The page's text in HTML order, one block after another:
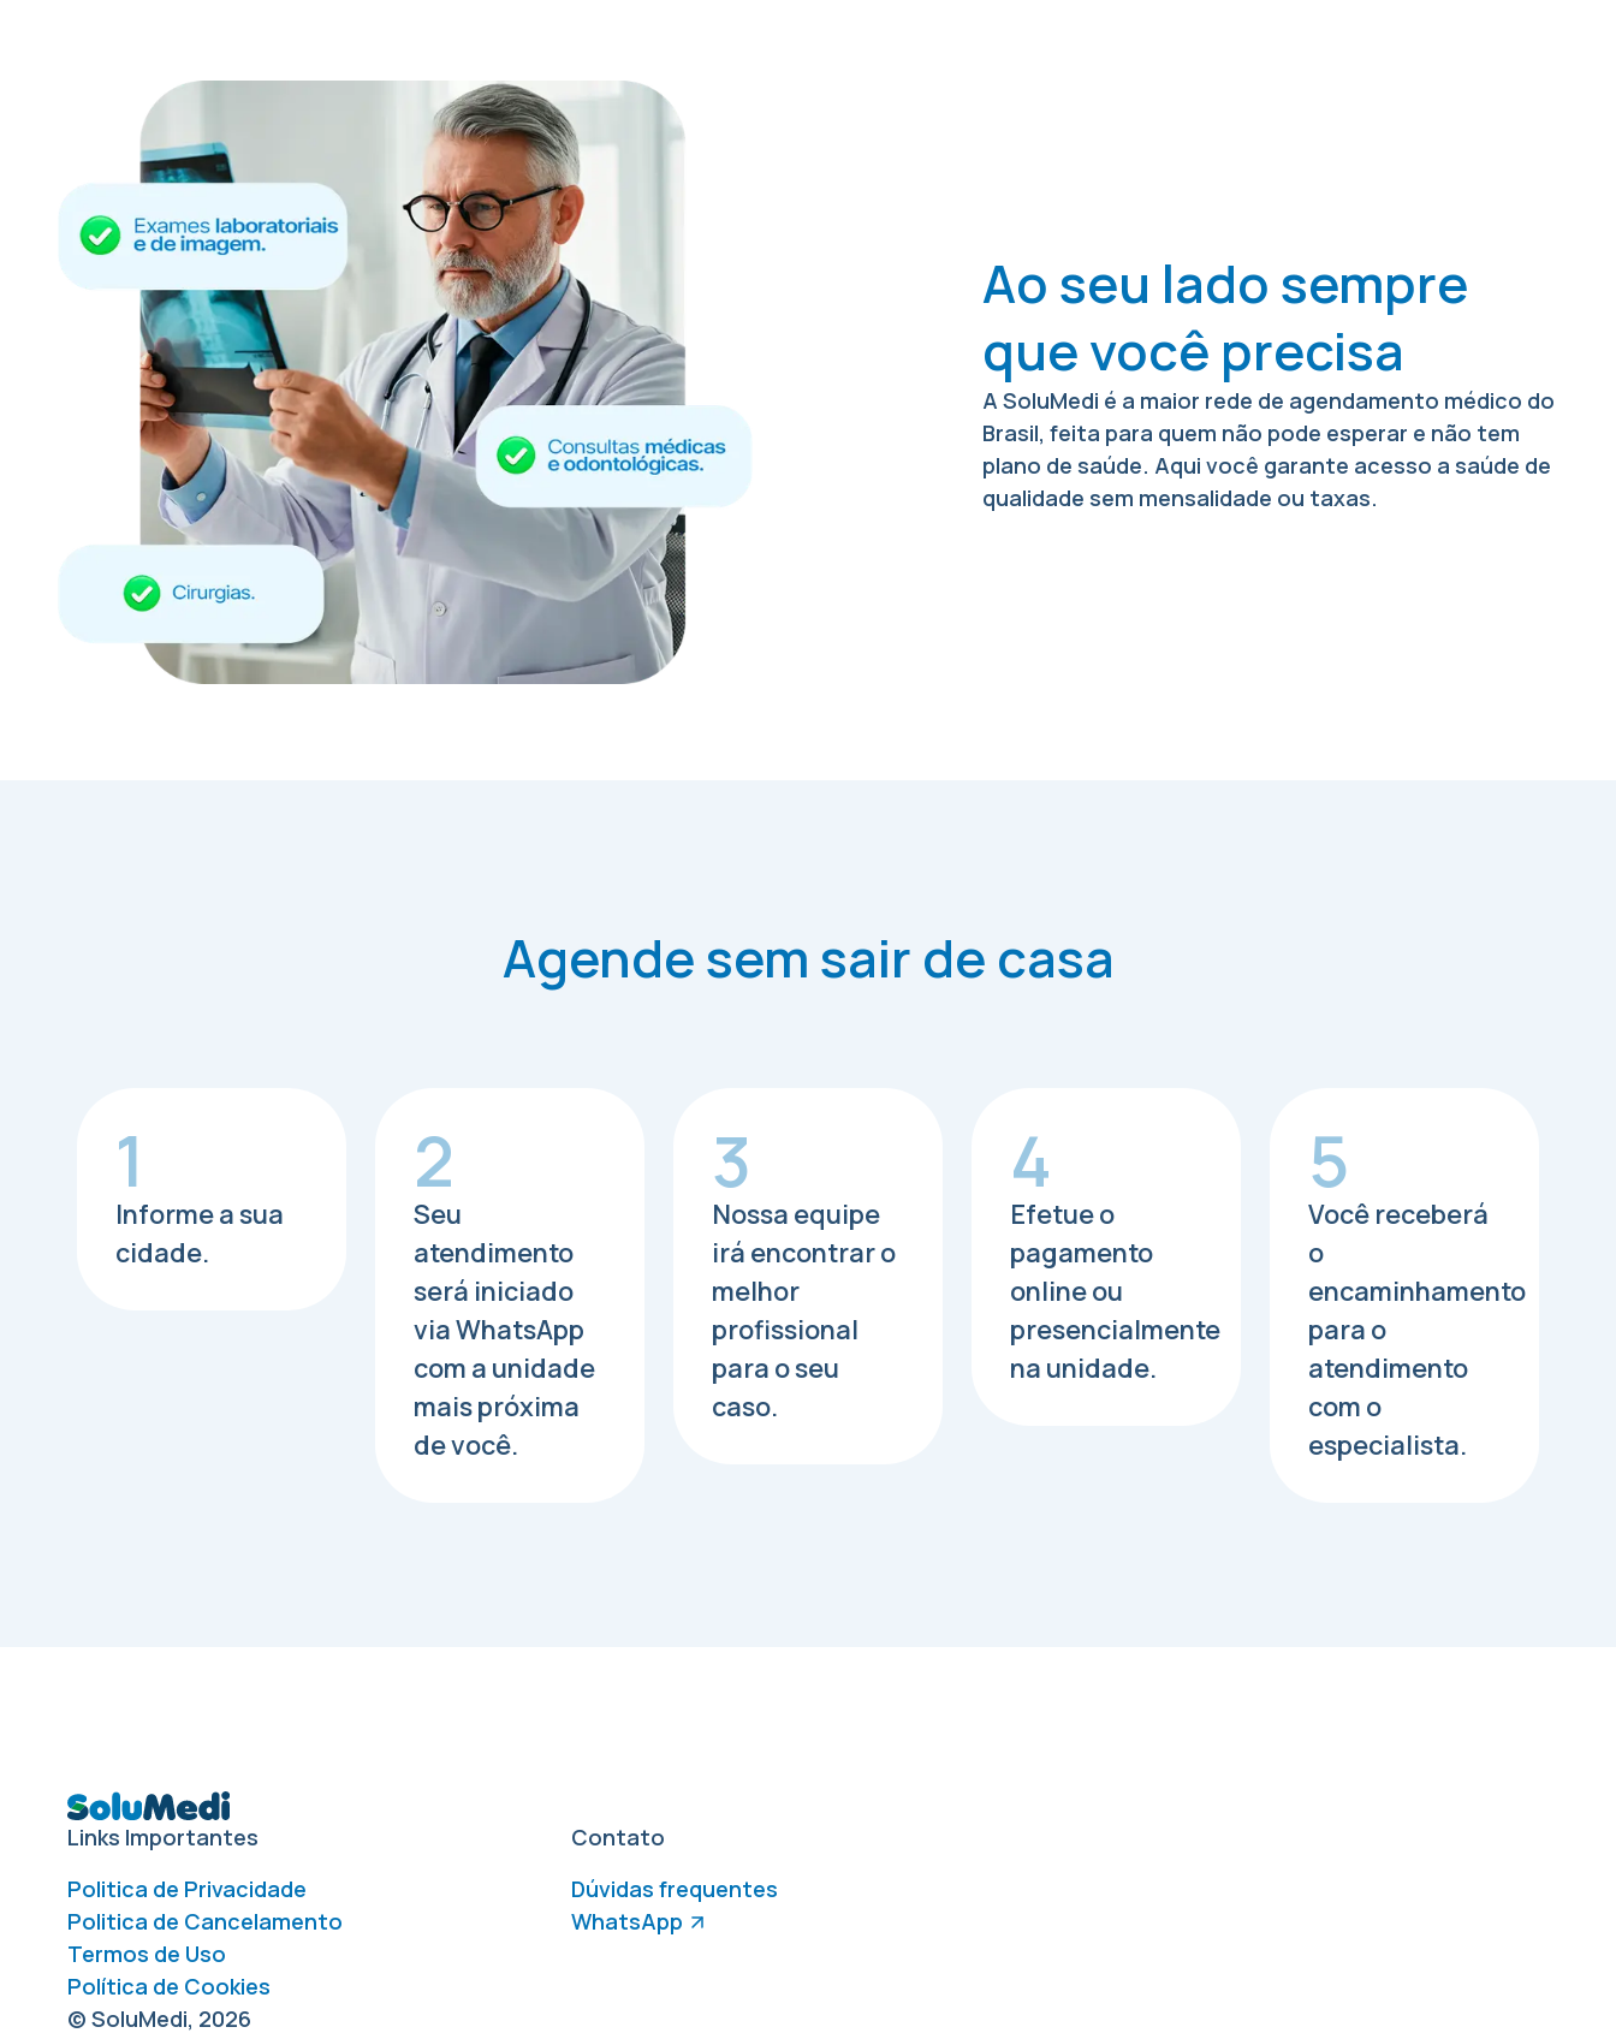
Ao seu lado sempre
que você precisa
A SoluMedi é a maior rede de agendamento médico do
Brasil, feita para quem não pode esperar e não tem
plano de saúde. Aqui você garante acesso a saúde de
qualidade sem mensalidade ou taxas.
Agende sem sair de casa
1
Informe a sua
cidade.
2
Seu
atendimento
será iniciado
via WhatsApp
com a unidade
mais próxima
de você.
3
Nossa equipe
irá encontrar o
melhor
profissional
para o seu
caso.
4
Efetue o
pagamento
online ou
presencialmente
na unidade.
5
Você receberá
o
encaminhamento
para o
atendimento
com o
especialista.
Links Importantes
Politica de Privacidade
Politica de Cancelamento
Termos de Uso
Política de Cookies
Contato
Dúvidas frequentes
WhatsApp
© SoluMedi, 2026